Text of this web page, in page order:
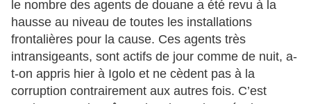
le nombre des agents de douane a été revu à la
hausse au niveau de toutes les installations
frontalières pour la cause. Ces agents très
intransigeants, sont actifs de jour comme de nuit, a-
t-on appris hier à Igolo et ne cèdent pas à la
corruption contrairement aux autres fois. C’est